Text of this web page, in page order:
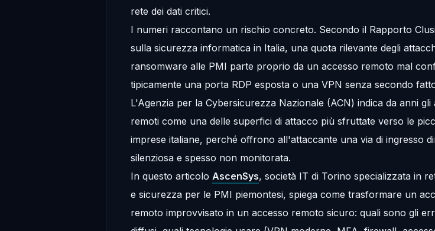
rete dei dati critici.
I numeri raccontano un rischio concreto. Secondo il Rapporto
sulla sicurezza informatica in Italia, una quota rilevante degli
ransomware alle PMI parte proprio da un accesso remoto mal
tipicamente una porta RDP esposta o una VPN senza secondo
L'Agenzia per la Cybersicurezza Nazionale (ACN) indica da anni gli
remoti come una delle superfici di attacco più sfruttate verso le
imprese italiane, perché offrono all'attaccante una via di ingresso
silenziosa e spesso non monitorata.
In questo articolo AscenSys, società IT di Torino specializzata in
e sicurezza per le PMI piemontesi, spiega come trasformare un
remoto improvvisato in un accesso remoto sicuro: quali sono gli